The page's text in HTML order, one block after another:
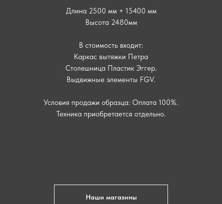
Длина 2500 мм + 15400 мм
Высота 2480мм
В стоимость входит:
Каркас вытяжки Петра
Столешница Пластик Эггер.
Выдвижные элементы FGV.
Условия продажи образца: Оплата 100%.
Техника приобретается отдельно.
Наши магазины